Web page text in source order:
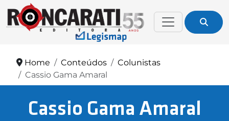
Home Conteúdos
Colunistas
Cassio Gama Amaral
Cassio Gama Amaral